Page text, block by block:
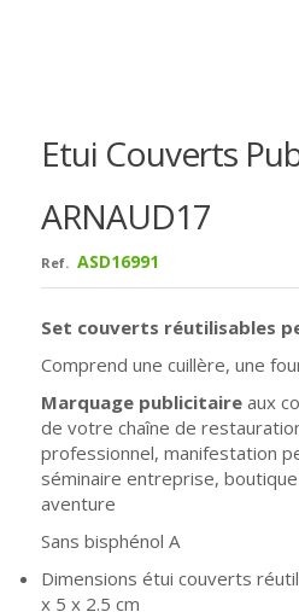
Etui Couverts
ARNAUD17
Ref. ASD16991
Set couverts réutilisables
Comprend une cuillère, une
Marquage publicitaire aux
de votre chaîne de
professionnel, manifestation
séminaire entreprise,
aventure
Sans bisphénol A
Dimensions étui couverts
x 5 x 2.5 cm